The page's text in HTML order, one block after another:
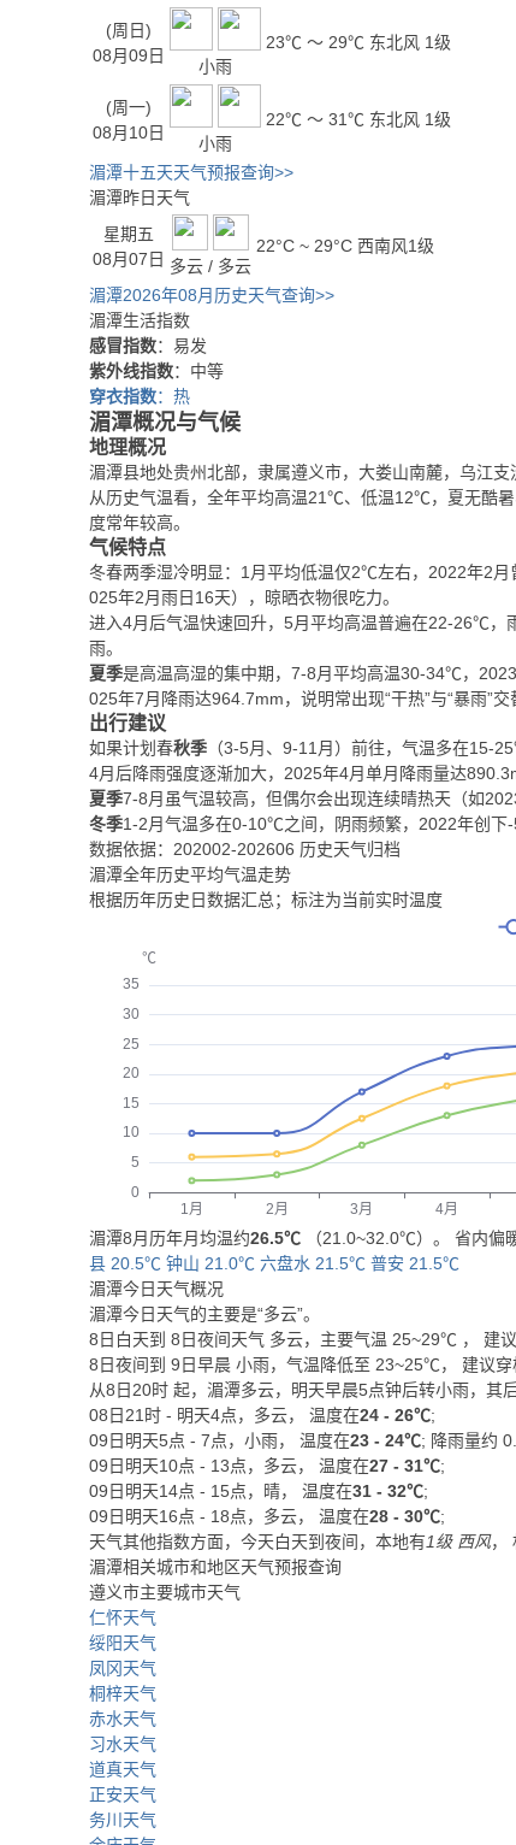
(周日)
08月09日
小雨
23℃ ～ 29℃ 东北风 1级
(周一)
08月10日
小雨
22℃ ～ 31℃ 东北风 1级
湄潭十五天天气预报查询>>
湄潭昨日天气
星期五
08月07日 多云 / 多云
22°C ~ 29°C 西南风1级
湄潭2026年08月历史天气查询>>
湄潭生活指数
感冒指数：易发
紫外线指数：中等
穿衣指数：热
湄潭概况与气候
地理概况
湄潭县地处贵州北部，隶属遵义市，大娄山南麓，乌江
从历史气温看，全年平均高温21℃、低温12℃，夏无酷
度常年较高。
气候特点
冬春两季湿冷明显：1月平均低温仅2℃左右，2022年2
025年2月雨日16天），晾晒衣物很吃力。
进入4月后气温快速回升，5月平均高温普遍在22-26℃，
雨。
夏季是高温高湿的集中期，7-8月平均高温30-34℃，
025年7月降雨达964.7mm，说明常出现“干热”与“暴雨”
出行建议
如果计划春秋季 （3-5月、9-11月）前往，气温多在15-
4月后降雨强度逐渐加大，2025年4月单月降雨量达
夏季7-8月虽气温较高，但偶尔会出现连续晴热天（如
冬季1-2月气温多在0-10℃之间，阴雨频繁，2022年创下
数据依据：202002-202606 历史天气归档
湄潭全年历史平均气温走势
根据历年历史日数据汇总；标注为当前实时温度
湄潭8月历年月均温约26.5℃ （21.0~32.0℃）。 省内偏
县 20.5℃ 钟山 21.0℃ 六盘水 21.5℃ 普安 21.5℃
湄潭今日天气概况
湄潭今日天气的主要是“多云”。
8日白天到 8日夜间天气 多云，主要气温 25~29℃ ， 建
8日夜间到 9日早晨 小雨，气温降低至 23~25℃， 建议
从8日20时 起，湄潭多云，明天早晨5点钟后转小雨，其
08日21时 - 明天4点，多云， 温度在24 - 26℃;
09日明天5点 - 7点，小雨， 温度在23 - 24℃; 降雨量约
09日明天10点 - 13点，多云， 温度在27 - 31℃;
09日明天14点 - 15点，晴， 温度在31 - 32℃;
09日明天16点 - 18点，多云， 温度在28 - 30℃;
天气其他指数方面，今天白天到夜间，本地有1级 西风，
湄潭相关城市和地区天气预报查询
遵义市主要城市天气
仁怀天气
绥阳天气
凤冈天气
桐梓天气
赤水天气
习水天气
道真天气
正安天气
务川天气